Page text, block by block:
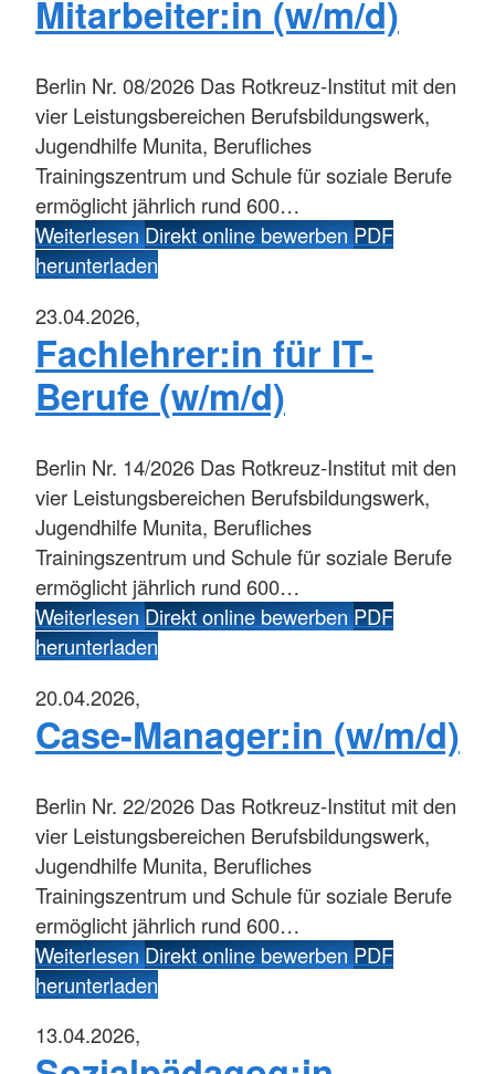
Mitarbeiter:in (w/m/d)
Berlin Nr. 08/2026 Das Rotkreuz-Institut mit den
vier Leistungsbereichen Berufsbildungswerk,
Jugendhilfe Munita, Berufliches
Trainingszentrum und Schule für soziale Berufe
ermöglicht jährlich rund 600…
WeiterlesenDirekt online bewerbenPDF
herunterladen
23.04.2026,
Fachlehrer:in für IT-
Berufe (w/m/d)
Berlin Nr. 14/2026 Das Rotkreuz-Institut mit den
vier Leistungsbereichen Berufsbildungswerk,
Jugendhilfe Munita, Berufliches
Trainingszentrum und Schule für soziale Berufe
ermöglicht jährlich rund 600…
WeiterlesenDirekt online bewerbenPDF
herunterladen
20.04.2026,
Case-Manager:in (w/m/d)
Berlin Nr. 22/2026 Das Rotkreuz-Institut mit den
vier Leistungsbereichen Berufsbildungswerk,
Jugendhilfe Munita, Berufliches
Trainingszentrum und Schule für soziale Berufe
ermöglicht jährlich rund 600…
WeiterlesenDirekt online bewerbenPDF
herunterladen
13.04.2026,